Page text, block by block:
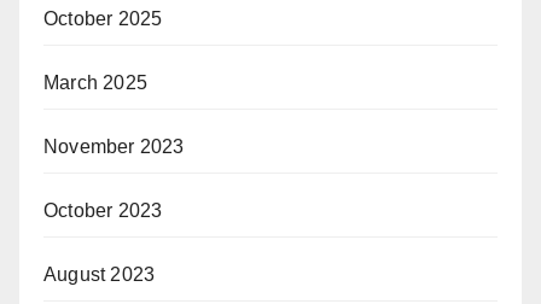
October 2025
March 2025
November 2023
October 2023
August 2023